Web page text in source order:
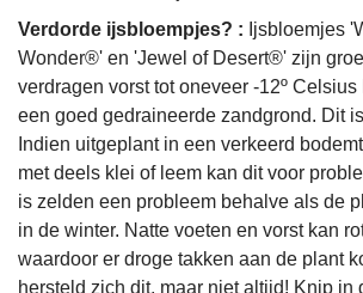
Verdorde ijsbloempjes? : Ijsbloemjes
Wonder®' en 'Jewel of Desert®' zijn
verdragen vorst tot oneveer -12º
een goed gedraineerde zandgrond. Dit
Indien uitgeplant in een verkeerd
met deels klei of leem kan dit voor
is zelden een probleem behalve als de
in de winter. Natte voeten en vorst kan
waardoor er droge takken aan de plant
hersteld zich dit, maar niet altijd! Knip in